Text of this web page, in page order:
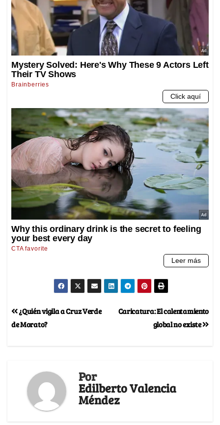
Caricatura: El calentamiento
global no existe
¿Quién vigila a Cruz Verde
de Morato?
Por
Edilberto Valencia
Méndez